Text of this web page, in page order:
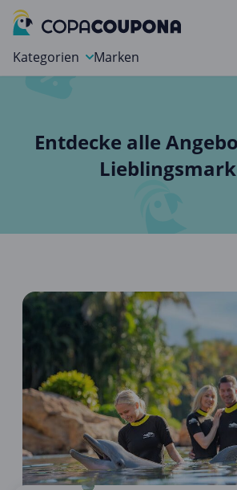
Kategorien
Essen & Trinken
Gaming & Spielzeug
Garten, Haushalt & Tiere
Gesundheit & Beauty
Hotels & Unterkünfte
Mobilfunk & Internet
Mode & Accessoires
Shopping
Sonstiges
Marken
Entdecke alle